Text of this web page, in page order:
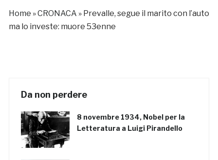
Home »CRONACA » Prevalle, segue il marito con l’auto
ma lo investe: muore 53enne
Da non perdere
8 novembre 1934, Nobel per la
Letteratura a Luigi Pirandello